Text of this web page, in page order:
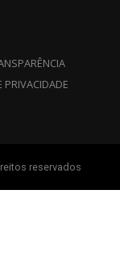
PRIVACIDADE
reservados